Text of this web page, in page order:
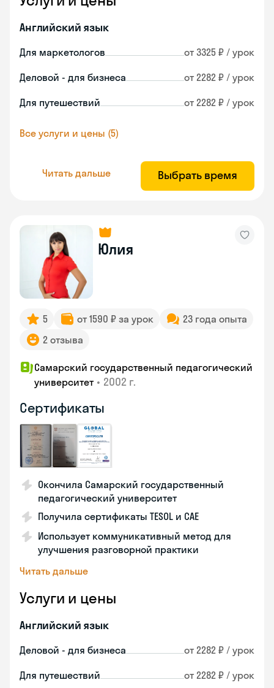
Английский язык
Для маркетологов от 3325 ₽ / урок
Деловой - для бизнеса от 2282 ₽ / урок
Для путешествий от 2282 ₽ / урок
Все услуги и цены (5)
Читать дальше Выбрать время
Юлия
5 от 1590 ₽ за урок
23 года опыта
2 отзыва
Самарский государственный педагогический
университет • 2002 г.
Сертификаты
Окончила Самарский государственный
педагогический университет
Получила сертификаты TESOL и CAE
Использует коммуникативный метод для
улучшения разговорной практики
Читать дальше
Услуги и цены
Английский язык
Деловой - для бизнеса от 2282 ₽ / урок
Для путешествий от 2282 ₽ / урок